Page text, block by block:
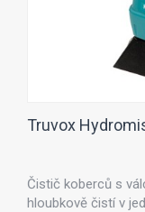
Truvox
Čistič koberců s
hloubkově čistí v